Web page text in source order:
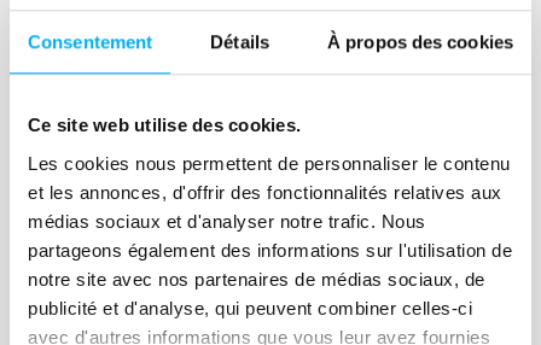
Consentement Détails À propos des cookies
Ce site web utilise des cookies.
Les cookies nous permettent de personnaliser le contenu
et les annonces, d'offrir des fonctionnalités relatives aux
médias sociaux et d'analyser notre trafic. Nous
partageons également des informations sur l'utilisation de
notre site avec nos partenaires de médias sociaux, de
publicité et d'analyse, qui peuvent combiner celles-ci
avec d'autres informations que vous leur avez fournies
Article
Jeux et Jouets, un secteur
14 décembre 2021 Risk management
En cette période de fêtes de fin d'année,
focus sur le secteur Jeux et Jouets.
Lire la suite